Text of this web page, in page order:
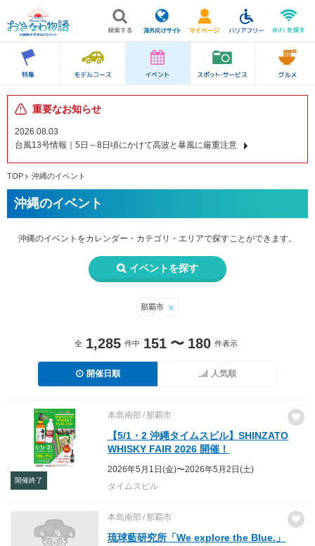
重要なお知らせ
2026.08.03
台風13号情報｜5日～8日頃にかけて高波と暴風に厳重注意
TOP 沖縄のイベント
沖縄のイベント
沖縄のイベントをカレンダー・カテゴリ・エリアで探すことができます。
イベントを探す
那覇市
全 1,285 件中 151 〜 180 件表示
開催日順 人気順
開催終了
本島南部 那覇市
【5/1・2 沖縄タイムスビル】SHINZATO
WHISKY FAIR 2026 開催！
2026年5月1日(金)〜2026年5月2日(土)
タイムスビル
本島南部 那覇市
琉球藍研究所「We explore the Blue.」